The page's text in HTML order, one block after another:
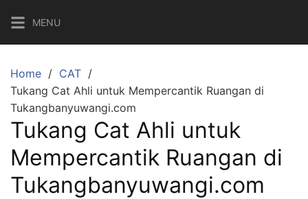
MENU
Home
CAT
Tukang Cat Ahli untuk Mempercantik Ruangan di
Tukangbanyuwangi.com
Tukang Cat Ahli untuk
Mempercantik Ruangan di
Tukangbanyuwangi.com